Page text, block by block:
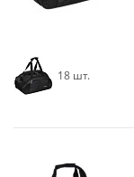
18 шт.